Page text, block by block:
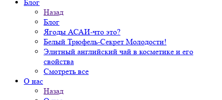
Блог
Назад
Блог
Ягоды АСАИ-что это?
Белый Трюфель-Секрет Молодости!
Элитный английский чай в косметике и его
свойства
Смотреть все
О нас
Назад